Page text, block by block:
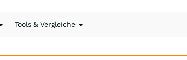
Tools & Vergleiche